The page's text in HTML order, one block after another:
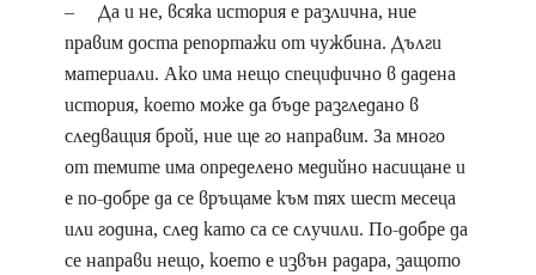
– Да и не, всяка история е различна, ние
правим доста репортажи от чужбина. Дълги
материали. Ако има нещо специфично в дадена
история, което може да бъде разгледано в
следващия брой, ние ще го направим. За много
от темите има определено медийно насищане и
е по-добре да се връщаме към тях шест месеца
или година, след като са се случили. По-добре да
се направи нещо, което е извън радара, защото